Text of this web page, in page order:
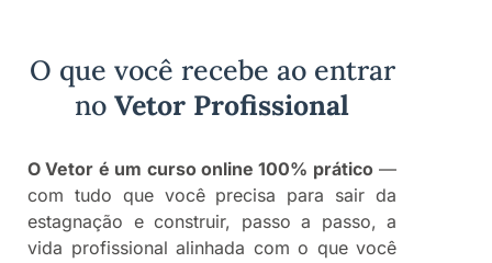
O que você recebe ao entrar
no Vetor Profissional
O Vetor é um curso online 100% prático—
com tudo que você precisa para sair da
estagnação e construir, passo a passo, a
vida profissional alinhada com o que você